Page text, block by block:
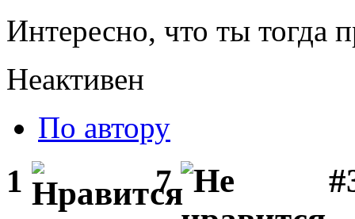
Интересно, что ты тогда
Неактивен
По автору
1 7